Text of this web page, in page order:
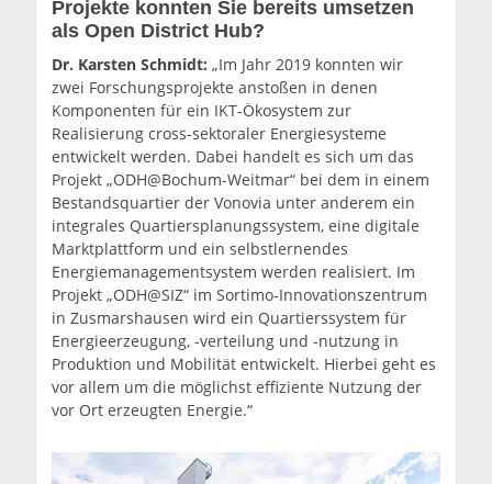
Projekte konnten Sie bereits umsetzen
als Open District Hub?
Dr. Karsten Schmidt:„Im Jahr 2019 konnten wir
zwei Forschungsprojekte anstoßen in denen
Komponenten für ein IKT-Ökosystem zur
Realisierung cross-sektoraler Energiesysteme
entwickelt werden. Dabei handelt es sich um das
Projekt „ODH@Bochum-Weitmar“ bei dem in einem
Bestandsquartier der Vonovia unter anderem ein
integrales Quartiersplanungssystem, eine digitale
Marktplattform und ein selbstlernendes
Energiemanagementsystem werden realisiert. Im
Projekt „ODH@SIZ“ im Sortimo-Innovationszentrum
in Zusmarshausen wird ein Quartierssystem für
Energieerzeugung, -verteilung und -nutzung in
Produktion und Mobilität entwickelt. Hierbei geht es
vor allem um die möglichst effiziente Nutzung der
vor Ort erzeugten Energie.“